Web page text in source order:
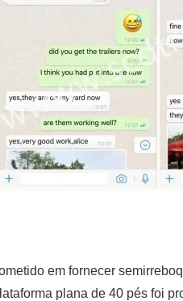
em fornecer
plana de 40 pés foi